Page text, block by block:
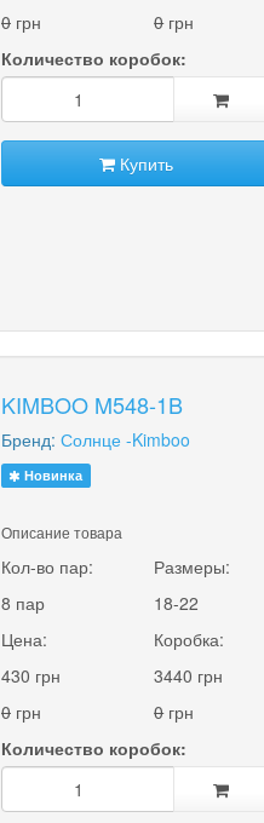
0грн
0грн
Количество коробок:
Купить
KIMBOO M548-1B
Бренд: Солнце -Kimboo
Новинка
Описание товара
Кол-во пар:
8 пар
Размеры:
18-22
Цена:
430 грн
0грн
Коробка:
3440 грн
0грн
Количество коробок: